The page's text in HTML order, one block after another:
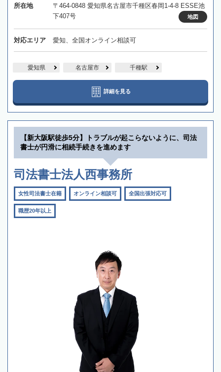
所在地
〒464-0848 愛知県名古屋市千種区春岡1-4-8 ESSE池
下407号
地図
対応エリア 愛知、全国オンライン相談可
愛知県 名古屋市 千種駅
詳細を見る
【新大阪駅徒歩5分】トラブルが起こらないように、司法
書士が円滑に相続手続きを進めます
司法書士法人西事務所
女性司法書士在籍 オンライン相談可 全国出張対応可
職歴20年以上